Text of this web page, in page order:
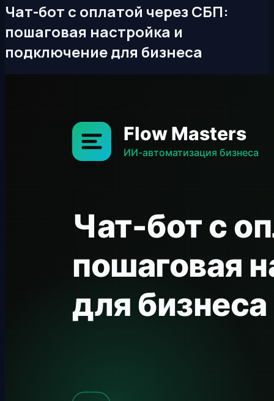
Чат-бот с оплатой через СБП:
пошаговая настройка и
подключение для бизнеса